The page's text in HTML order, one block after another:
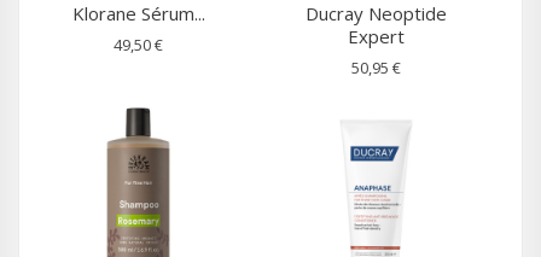
Klorane Sérum...
49,50 €
Ducray Neoptide
Expert
50,95 €